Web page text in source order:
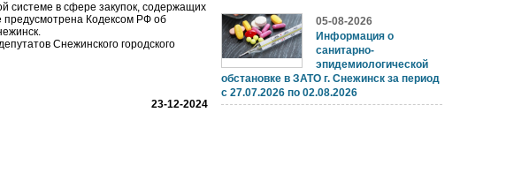
системе в сфере закупок, содержащих
предусмотрена Кодексом РФ об
Снежинского городского
23-12-2024
05-08-2026
Информация о
санитарно-
эпидемиологической
обстановке в ЗАТО г. Снежинск за период
с 27.07.2026 по 02.08.2026